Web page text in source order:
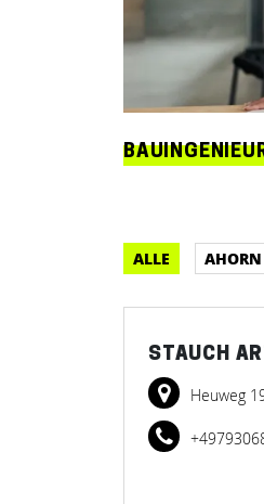
ALLE AHORN
STAUCH
Heuweg